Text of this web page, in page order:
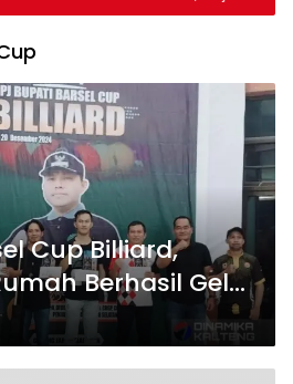
Kabut Asap
yang Jujur
Cup Billiard,
Berhasil Gelar